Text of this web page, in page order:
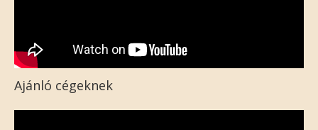
Ajánló cégeknek